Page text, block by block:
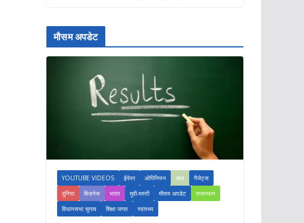
मौसम अपडेट
YOUTUBE VIDEOS ईपेपर ओपिनियन खेल
गैजेट्स
दुनिया
बिज़नेस भारत मूवी-मस्ती मौसम अपडेट
राजस्थान
विधानसभा चुनाव
शिक्षा जगत स्वास्थ्य